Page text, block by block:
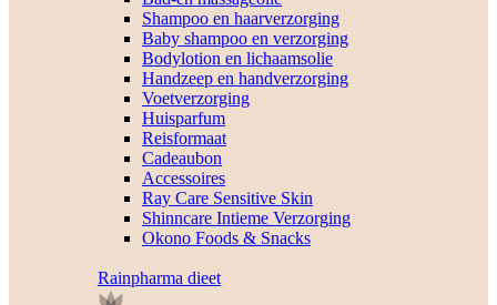
Shampoo en haarverzorging
Baby shampoo en verzorging
Bodylotion en lichaamsolie
Handzeep en handverzorging
Voetverzorging
Huisparfum
Reisformaat
Cadeaubon
Accessoires
Ray Care Sensitive Skin
Shinncare Intieme Verzorging
Okono Foods & Snacks
Rainpharma dieet